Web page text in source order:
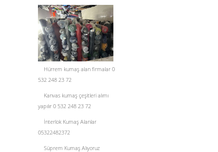
Hürrem kumaş alan firmalar 0
532 248 23 72
Kanvas kumaş çeşitleri alımı
yapılır 0 532 248 23 72
İnterlok Kumaş Alanlar
05322482372
Süprem Kumaş Alıyoruz